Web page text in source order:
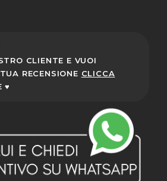
CLIENTE E VUOI
RECENSIONE CLICCA
♥